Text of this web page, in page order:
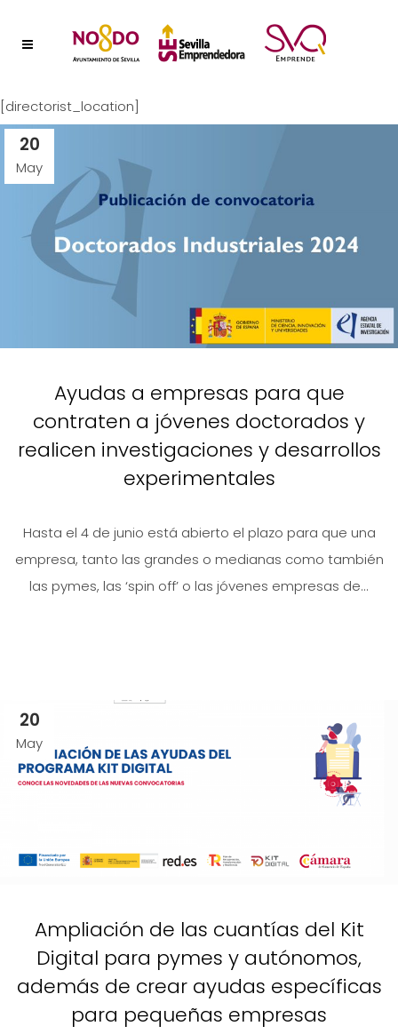
[directorist_location]
20
May
Ayudas a empresas para que
contraten a jóvenes doctorados y
realicen investigaciones y desarrollos
experimentales
Hasta el 4 de junio está abierto el plazo para que una
empresa, tanto las grandes o medianas como también
las pymes, las ‘spin off’ o las jóvenes empresas de...
20
May
Ampliación de las cuantías del Kit
Digital para pymes y autónomos,
además de crear ayudas específicas
para pequeñas empresas